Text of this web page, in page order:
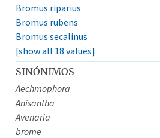
Bromus riparius
Bromus rubens
Bromus secalinus
[show all 18 values]
SINÓNIMOS
Aechmophora
Anisantha
Avenaria
brome